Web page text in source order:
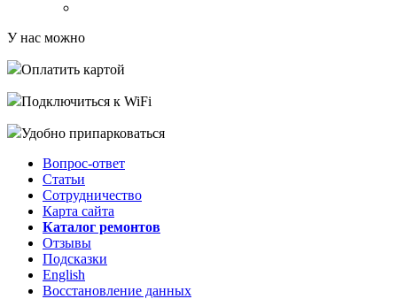
У нас можно
Оплатить картой
Подключиться к WiFi
Удобно припарковаться
Вопрос-ответ
Статьи
Сотрудничество
Карта сайта
Каталог ремонтов
Отзывы
Подсказки
English
Восстановление данных